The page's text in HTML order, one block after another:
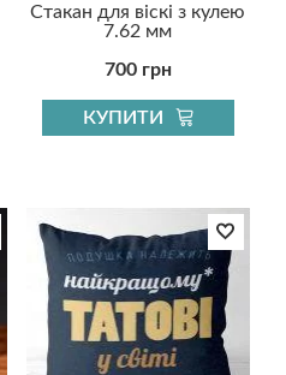
Стакан для віскі з кулею
7.62 мм
700 грн
КУПИТИ